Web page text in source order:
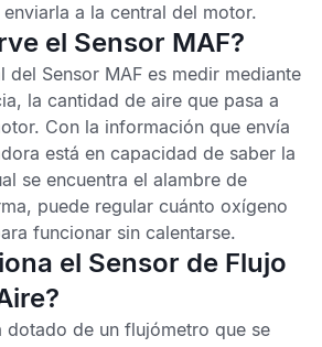
a la central del motor.
el Sensor MAF?
del Sensor MAF es medir mediante
la cantidad de aire que pasa a
Con la información que envía
está en capacidad de saber la
se encuentra el alambre de
puede regular cuánto oxígeno
funcionar sin calentarse.
el Sensor de Flujo
dotado de un flujómetro que se